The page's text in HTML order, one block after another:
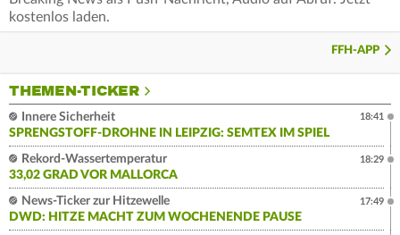
kostenlos laden.
FFH-APP
THEMEN-TICKER
Innere Sicherheit
SPRENGSTOFF-DROHNE IN LEIPZIG: SEMTEX IM SPIEL
18:41
Rekord-Wassertemperatur
33,02 GRAD VOR MALLORCA
18:29
News-Ticker zur Hitzewelle
DWD: HITZE MACHT ZUM WOCHENENDE PAUSE
17:49